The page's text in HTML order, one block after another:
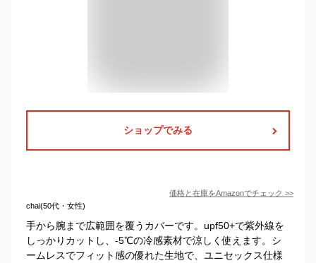
ショップでみる
価格と在庫をAmazonでチェック >>
chai(50代・女性)
手から腕まで広範囲を覆うカバーです。upf50+で紫外線を
しっかりカットし、-5℃の冷感素材で涼しく使えます。シ
ームレスでフィット感の優れた生地で、ユニセックス仕様